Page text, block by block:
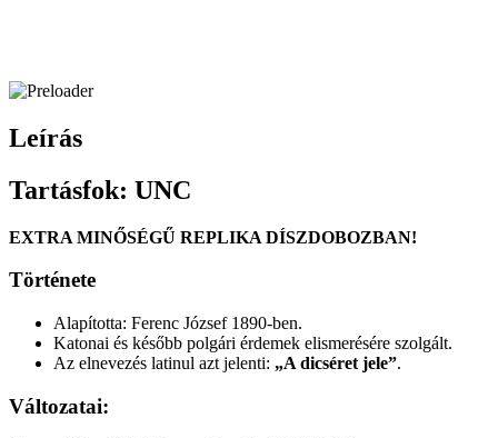
Leírás
Tartásfok: UNC
EXTRA MINŐSÉGŰ REPLIKA DÍSZDOBOZBAN!
Története
Alapította: Ferenc József1890-ben.
Katonai és később polgári érdemek elismerésére szolgált.
Az elnevezés latinul azt jelenti: „A dicséret jele”.
Változatai: